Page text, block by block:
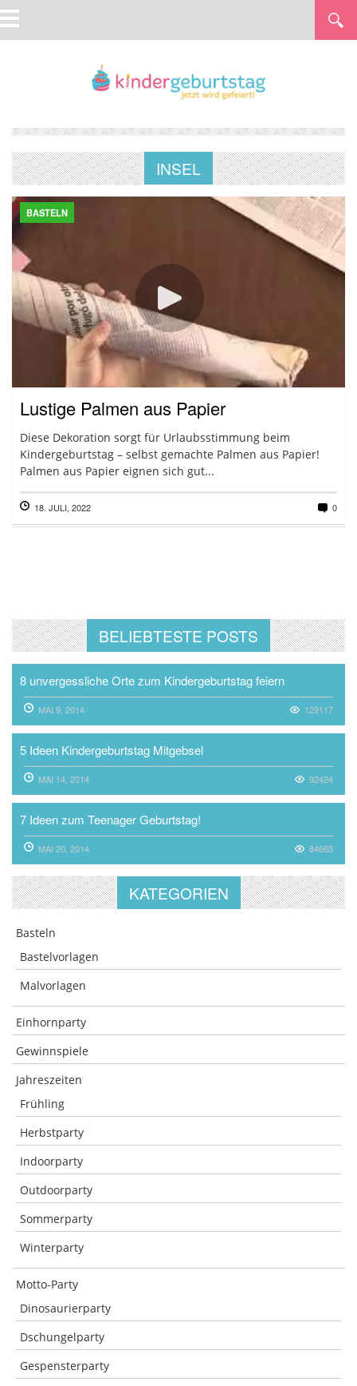
INSEL
BASTELN
Lustige Palmen aus Papier
Diese Dekoration sorgt für Urlaubsstimmung beim
Kindergeburtstag – selbst gemachte Palmen aus Papier!
Palmen aus Papier eignen sich gut...
18. JULI, 2022 0
BELIEBTESTE POSTS
8 unvergessliche Orte zum Kindergeburtstag feiern
MAI 9, 2014 129117
5 Ideen Kindergeburtstag Mitgebsel
MAI 14, 2014 92424
7 Ideen zum Teenager Geburtstag!
MAI 20, 2014 84665
KATEGORIEN
Basteln
Bastelvorlagen
Malvorlagen
Einhornparty
Gewinnspiele
Jahreszeiten
Frühling
Herbstparty
Indoorparty
Outdoorparty
Sommerparty
Winterparty
Motto-Party
Dinosaurierparty
Dschungelparty
Gespensterparty